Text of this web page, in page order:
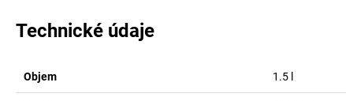
Technické údaje
Objem 1.5